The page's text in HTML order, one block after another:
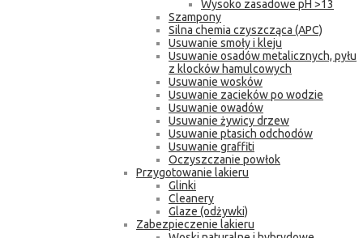
Wysoko zasadowe pH >13
Szampony
Silna chemia czyszcząca (APC)
Usuwanie smoły i kleju
Usuwanie osadów metalicznych, pyłu
z klocków hamulcowych
Usuwanie wosków
Usuwanie zacieków po wodzie
Usuwanie owadów
Usuwanie żywicy drzew
Usuwanie ptasich odchodów
Usuwanie graffiti
Oczyszczanie powłok
Przygotowanie lakieru
Glinki
Cleanery
Glaze (odżywki)
Zabezpieczenie lakieru